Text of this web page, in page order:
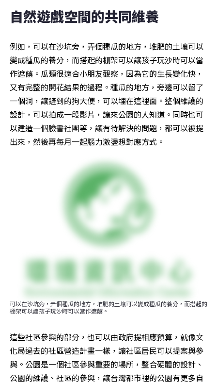
自然遊戲空間的共同維養
例如，可以在沙坑旁，弄個種瓜的地方，堆肥的土壤可以
變成種瓜的養分，而搭起的棚架可以讓孩子玩沙時可以當
作遮蔭。瓜類很適合小朋友觀察，因為它的生長變化快，
又有完整的開花結果的過程。種瓜的地方，旁邊可以留了
一個洞，讓鏟到的狗大便，可以埋在這裡面。整個維護的
設計，可以拍成一段影片，讓來公園的人知道。同時也可
以建造一個臉書社團等，讓有待解決的問題，都可以被提
出來，然後再每月一起腦力激盪想對應方式。
可以在沙坑旁，弄個種瓜的地方，堆肥的土壤可以變成種瓜的養分，而搭起的
棚架可以讓孩子玩沙時可以當作遮蔭。
這些社區參與的部分，也可以由政府提相應預算，就像文
化局過去的社區營造計畫一樣，讓社區居民可以提案與參
與。公園是一個社區參與重要的場所，整合硬體的設計、
公園的維護、社區的參與，讓台灣都市裡的公園有更多自